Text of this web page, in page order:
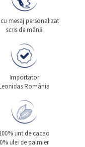
mesaj personalizat
scris de mână
Importator
România
unt de cacao
0% ulei de palmier